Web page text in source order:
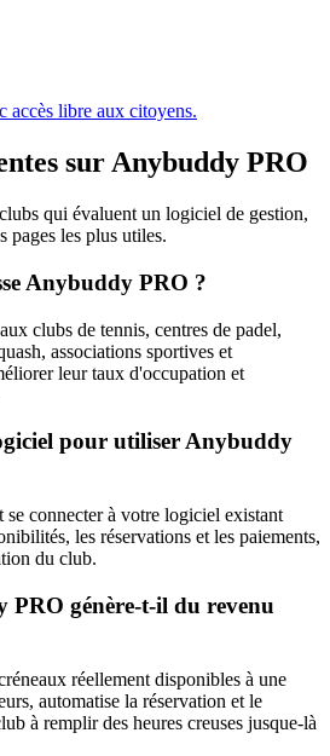
accès libre aux citoyens.
sur Anybuddy PRO
qui évaluent un logiciel de gestion,
pages les plus utiles.
Anybuddy PRO ?
clubs de tennis, centres de padel,
associations sportives et
leur taux d'occupation et
pour utiliser Anybuddy
connecter à votre logiciel existant
les réservations et les paiements,
du club.
PRO génère-t-il du revenu
réellement disponibles à une
automatise la réservation et le
à remplir des heures creuses jusque-là